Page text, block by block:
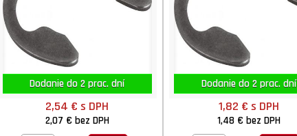
Dodanie do 2 prac. dní
2,54 €s DPH
2,07 € bez DPH
Dodanie do 2 prac. dní
1,82 € s DPH
1,48 € bez DPH